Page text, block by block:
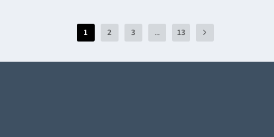
1 2 3 ... 13